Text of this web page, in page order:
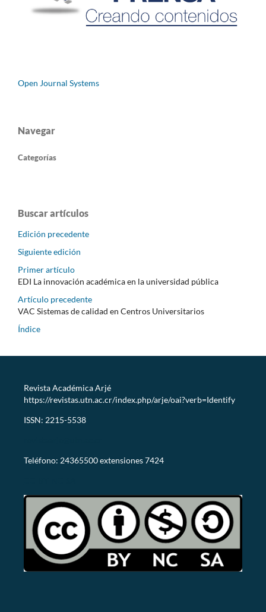
Open Journal Systems
Navegar
Categorías
Buscar artículos
Edición precedente
Siguiente edición
Primer artículo
EDI La innovación académica en la universidad pública
Artículo precedente
VAC Sistemas de calidad en Centros Universitarios
Índice
Revista Académica Arjé
https://revistas.utn.ac.cr/index.php/arje/oai?verb=Identify
ISSN: 2215-5538
Teléfono: 24365500 extensiones 7424